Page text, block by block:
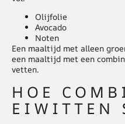
Olijfolie
Avocado
Noten
Een maaltijd met alleen
een maaltijd met een
vetten.
HOE
EIWITTEN